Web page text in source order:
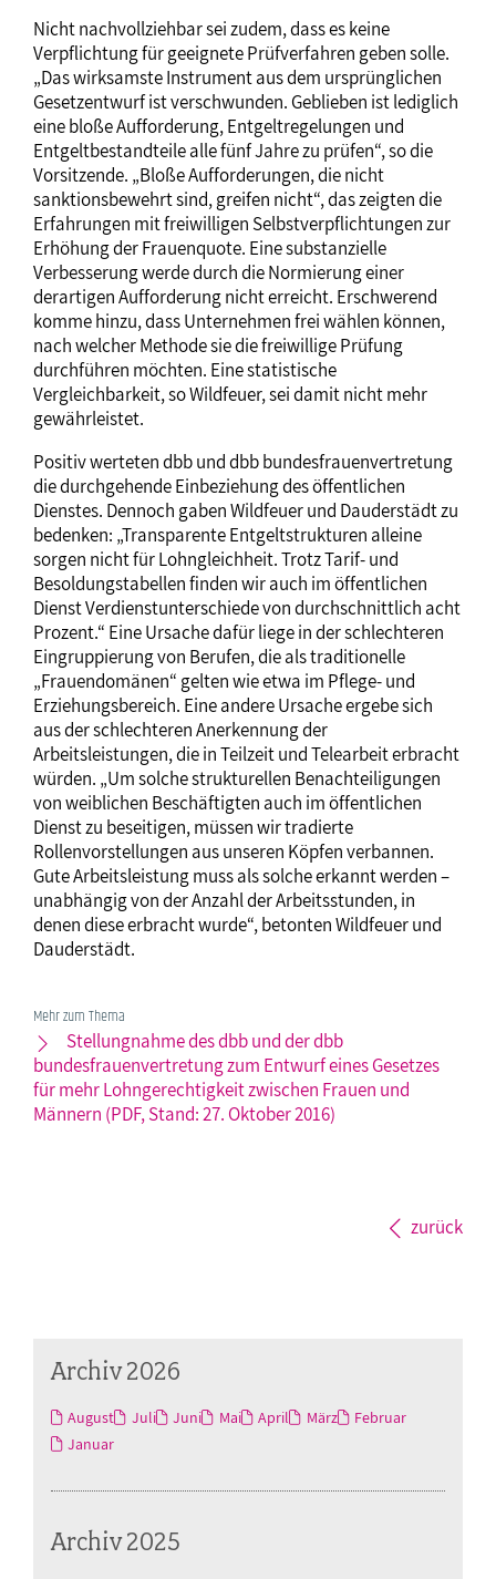
Nicht nachvollziehbar sei zudem, dass es keine
Verpflichtung für geeignete Prüfverfahren geben solle.
„Das wirksamste Instrument aus dem ursprünglichen
Gesetzentwurf ist verschwunden. Geblieben ist lediglich
eine bloße Aufforderung, Entgeltregelungen und
Entgeltbestandteile alle fünf Jahre zu prüfen“, so die
Vorsitzende. „Bloße Aufforderungen, die nicht
sanktionsbewehrt sind, greifen nicht“, das zeigten die
Erfahrungen mit freiwilligen Selbstverpflichtungen zur
Erhöhung der Frauenquote. Eine substanzielle
Verbesserung werde durch die Normierung einer
derartigen Aufforderung nicht erreicht. Erschwerend
komme hinzu, dass Unternehmen frei wählen können,
nach welcher Methode sie die freiwillige Prüfung
durchführen möchten. Eine statistische
Vergleichbarkeit, so Wildfeuer, sei damit nicht mehr
gewährleistet.
Positiv werteten dbb und dbb bundesfrauenvertretung
die durchgehende Einbeziehung des öffentlichen
Dienstes. Dennoch gaben Wildfeuer und Dauderstädt zu
bedenken: „Transparente Entgeltstrukturen alleine
sorgen nicht für Lohngleichheit. Trotz Tarif- und
Besoldungstabellen finden wir auch im öffentlichen
Dienst Verdienstunterschiede von durchschnittlich acht
Prozent.“ Eine Ursache dafür liege in der schlechteren
Eingruppierung von Berufen, die als traditionelle
„Frauendomänen“ gelten wie etwa im Pflege- und
Erziehungsbereich. Eine andere Ursache ergebe sich
aus der schlechteren Anerkennung der
Arbeitsleistungen, die in Teilzeit und Telearbeit erbracht
würden. „Um solche strukturellen Benachteiligungen
von weiblichen Beschäftigten auch im öffentlichen
Dienst zu beseitigen, müssen wir tradierte
Rollenvorstellungen aus unseren Köpfen verbannen.
Gute Arbeitsleistung muss als solche erkannt werden –
unabhängig von der Anzahl der Arbeitsstunden, in
denen diese erbracht wurde“, betonten Wildfeuer und
Dauderstädt.
Mehr zum Thema
Stellungnahme des dbb und der dbb
bundesfrauenvertretung zum Entwurf eines Gesetzes
für mehr Lohngerechtigkeit zwischen Frauen und
Männern (PDF, Stand: 27. Oktober 2016)
zurück
Archiv 2026
August Juli Juni Mai April März
Februar
Januar
Archiv 2025